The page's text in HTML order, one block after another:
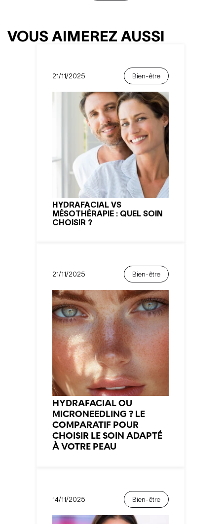
VOUS AIMEREZ AUSSI
21/11/2025 Bien-être
HYDRAFACIAL VS
MÉSOTHÉRAPIE : QUEL SOIN
CHOISIR ?
21/11/2025 Bien-être
HYDRAFACIAL OU
MICRONEEDLING ? LE
COMPARATIF POUR
CHOISIR LE SOIN ADAPTÉ
À VOTRE PEAU
14/11/2025 Bien-être